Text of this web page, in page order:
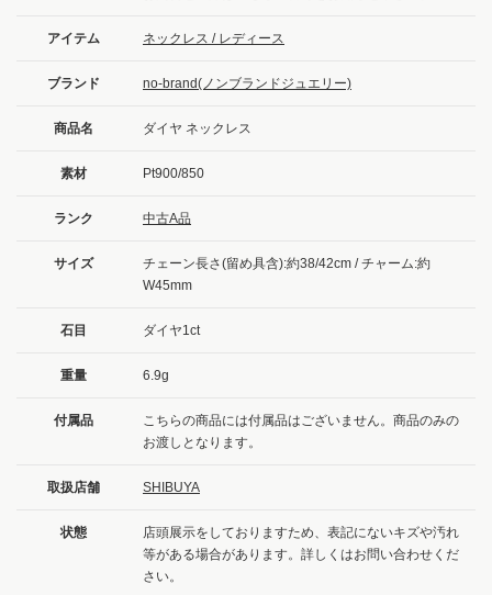
アイテム ネックレス / レディース
ブランド no-brand(ノンブランドジュエリー)
商品名 ダイヤ ネックレス
素材 Pt900/850
ランク 中古A品
サイズ
チェーン長さ(留め具含):約38/42cm / チャーム:約
W45mm
石目 ダイヤ1ct
重量 6.9g
付属品
こちらの商品には付属品はございません。商品のみの
お渡しとなります。
取扱店舗 SHIBUYA
状態
店頭展示をしておりますため、表記にないキズや汚れ
等がある場合があります。詳しくはお問い合わせくだ
さい。